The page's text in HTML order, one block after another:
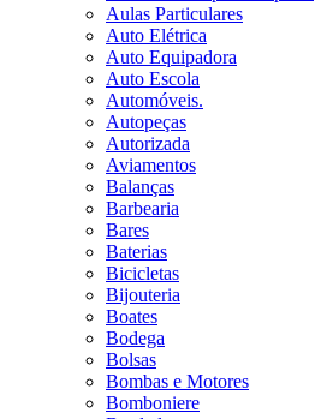
Aulas Particulares
Auto Elétrica
Auto Equipadora
Auto Escola
Automóveis.
Autopeças
Autorizada
Aviamentos
Balanças
Barbearia
Bares
Baterias
Bicicletas
Bijouteria
Boates
Bodega
Bolsas
Bombas e Motores
Bomboniere